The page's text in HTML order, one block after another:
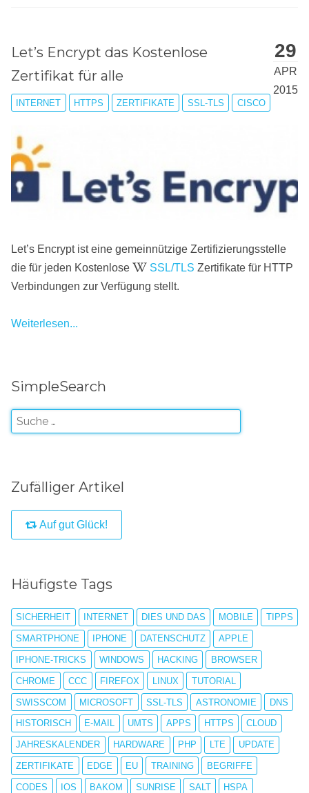
29
APR
2015
Let’s Encrypt das Kostenlose
Zertifikat für alle
INTERNET HTTPS ZERTIFIKATE SSL-TLS CISCO
Let’s Encrypt ist eine gemeinnützige Zertifizierungsstelle
die für jeden Kostenlose
SSL/TLS Zertifikate für HTTP
Verbindungen zur Verfügung stellt.
Weiterlesen...
SimpleSearch
Zufälliger Artikel
Auf gut Glück!
Häufigste Tags
SICHERHEIT INTERNET DIES UND DAS MOBILE TIPPS
SMARTPHONE IPHONE DATENSCHUTZ APPLE
IPHONE-TRICKS WINDOWS HACKING BROWSER
CHROME CCC FIREFOX LINUX TUTORIAL
SWISSCOM MICROSOFT SSL-TLS ASTRONOMIE DNS
HISTORISCH E-MAIL UMTS APPS HTTPS CLOUD
JAHRESKALENDER HARDWARE PHP LTE UPDATE
ZERTIFIKATE EDGE EU TRAINING BEGRIFFE
CODES IOS BAKOM SUNRISE SALT HSPA